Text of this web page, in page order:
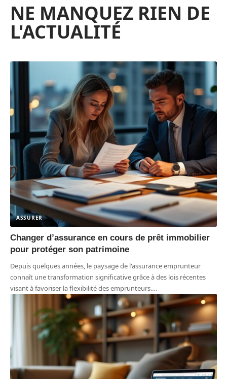
NE MANQUEZ RIEN DE
L'ACTUALITÉ
ASSURER
Changer d’assurance en cours de prêt immobilier
pour protéger son patrimoine
Depuis quelques années, le paysage de l'assurance emprunteur
connaît une transformation significative grâce à des lois récentes
visant à favoriser la flexibilité des emprunteurs.…